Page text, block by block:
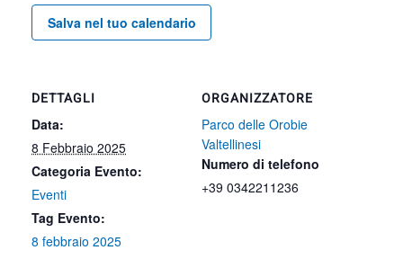
Salva nel tuo calendario
DETTAGLI
Data:
8 Febbraio 2025
Categoria Evento:
Eventi
Tag Evento:
8 febbraio 2025
ORGANIZZATORE
Parco delle Orobie
Valtellinesi
Numero di telefono
+39 0342211236